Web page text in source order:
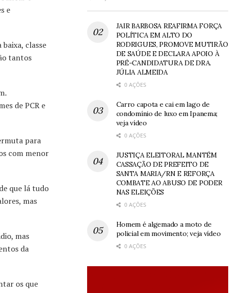
e
classe
tantos
de PCR e
para
com menor
que lá tudo
mas
mas
da
os que
JAIR BARBOSA REAFIRMA FORÇA
POLÍTICA EM ALTO DO
RODRIGUES, PROMOVE MUTIRÃO
DE SAÚDE E DECLARA APOIO À
PRÉ-CANDIDATURA DE DRA.
JÚLIA ALMEIDA
0 AÇÕES
Carro capota e cai em lago de
condomínio de luxo em Ipanema;
veja vídeo
0 AÇÕES
JUSTIÇA ELEITORAL MANTÉM
CASSAÇÃO DE PREFEITO DE
SANTA MARIA/RN E REFORÇA
COMBATE AO ABUSO DE PODER
NAS ELEIÇÕES
0 AÇÕES
Homem é algemado a moto de
policial em movimento; veja vídeo
0 AÇÕES